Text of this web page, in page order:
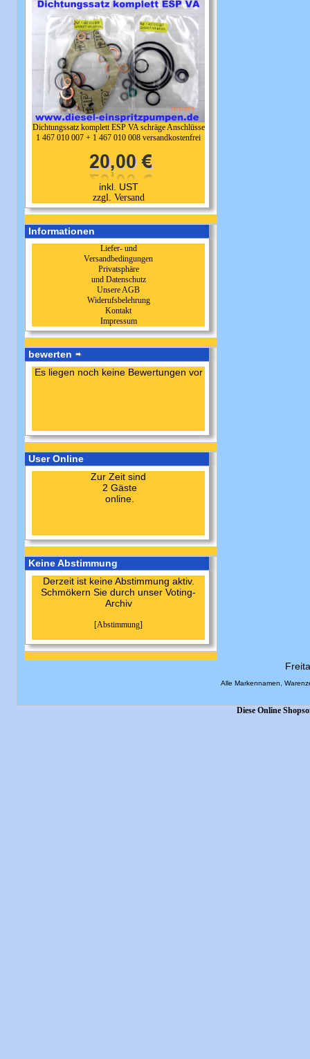
Dichtungssatz komplett ESP VA schräge Anschlüsse
1 467 010 007 + 1 467 010 008 versandkostenfrei
inkl. UST
zzgl. Versand
Informationen
Liefer- und
Versandbedingungen
Privatsphäre
und Datenschutz
Unsere AGB
Widerufsbelehrung
Kontakt
Impressum
bewerten
Es liegen noch keine Bewertungen vor
User Online
Zur Zeit sind
2 Gäste
online.
Keine Abstimmung
Derzeit ist keine Abstimmung aktiv.
Schmökern Sie durch unser Voting-
Archiv
[Abstimmung]
Alle Markennamen,
Diese Online